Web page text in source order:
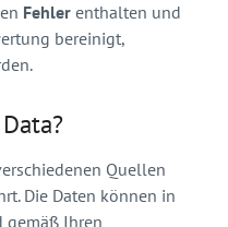
Fehler enthalten und
bereinigt,
Quellen
Die Daten können in
gemäß Ihren